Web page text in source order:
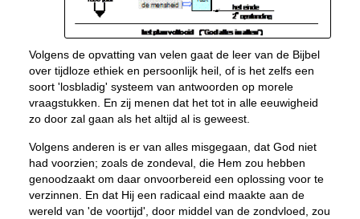
Volgens de opvatting van velen gaat de leer van de Bijbel
over tijdloze ethiek en persoonlijk heil, of is het zelfs een
soort 'losbladig' systeem van antwoorden op morele
vraagstukken. En zij menen dat het tot in alle eeuwigheid
zo door zal gaan als het altijd al is geweest.
Volgens anderen is er van alles misgegaan, dat God niet
had voorzien; zoals de zondeval, die Hem zou hebben
genoodzaakt om daar onvoorbereid een oplossing voor te
verzinnen. En dat Hij een radicaal eind maakte aan de
wereld van 'de voortijd', door middel van de zondvloed, zou